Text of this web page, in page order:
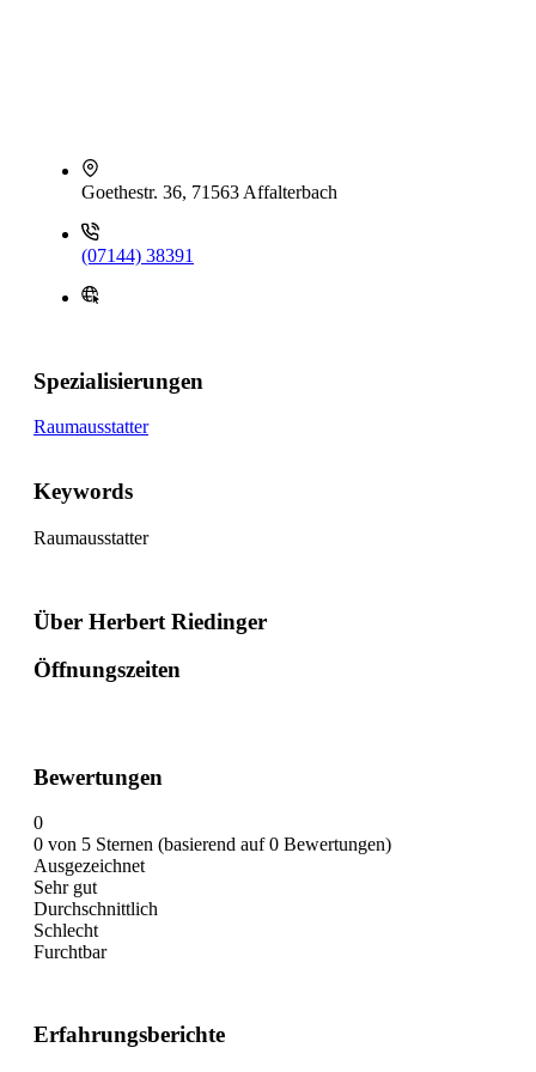
Goethestr. 36, 71563 Affalterbach
(07144) 38391
Spezialisierungen
Raumausstatter
Keywords
Raumausstatter
Über Herbert Riedinger
Öffnungszeiten
Bewertungen
0
0 von 5 Sternen (basierend auf 0 Bewertungen)
Ausgezeichnet
Sehr gut
Durchschnittlich
Schlecht
Furchtbar
Erfahrungsberichte